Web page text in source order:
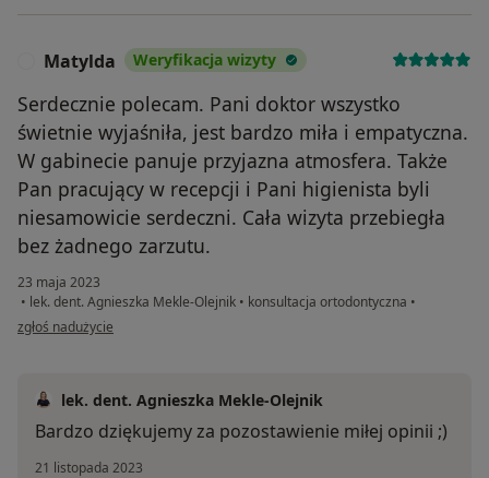
Matylda Weryfikacja wizyty
Serdecznie polecam. Pani doktor wszystko
świetnie wyjaśniła, jest bardzo miła i empatyczna.
W gabinecie panuje przyjazna atmosfera. Także
Pan pracujący w recepcji i Pani higienista byli
niesamowicie serdeczni. Cała wizyta przebiegła
bez żadnego zarzutu.
23 maja 2023
• lek. dent. Agnieszka Mekle-Olejnik • konsultacja ortodontyczna •
w opinii użytkownika Matylda
zgłoś nadużycie
lek. dent. Agnieszka Mekle-Olejnik
Bardzo dziękujemy za pozostawienie miłej opinii ;)
21 listopada 2023